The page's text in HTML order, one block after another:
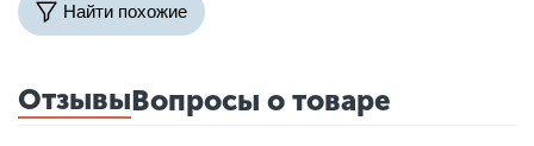
Найти похожие
ОтзывыВопросы о товаре